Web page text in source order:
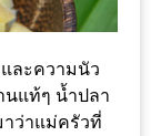
และความนัว
นแท้ๆ น้ำปลา
าว่าแม่ครัวที่